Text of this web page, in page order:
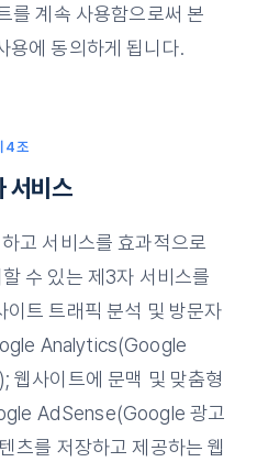
를 계속 사용함으로써 본
용에 동의하게 됩니다.
4조
서비스
고 서비스를 효과적으로
수 있는 제3자 서비스를
이트 트래픽 분석 및 방문자
Analytics(Google
웹사이트에 문맥 및 맞춤형
AdSense(Google 광고
츠를 저장하고 제공하는 웹